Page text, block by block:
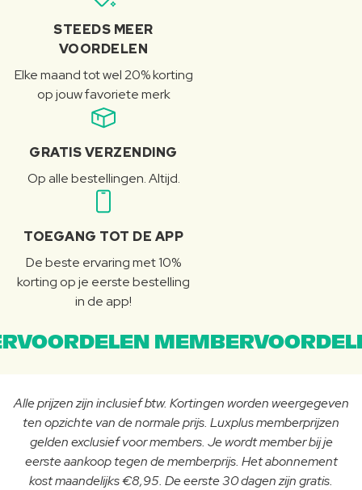
STEEDS MEER
VOORDELEN
Elke maand tot wel 20% korting
op jouw favoriete merk
GRATIS VERZENDING
Op alle bestellingen. Altijd.
TOEGANG TOT DE APP
De beste ervaring met 10%
korting op je eerste bestelling
in de app!
Alle prijzen zijn inclusief btw. Kortingen worden weergegeven
ten opzichte van de normale prijs. Luxplus memberprijzen
gelden exclusief voor members. Je wordt member bij je
eerste aankoop tegen de memberprijs. Het abonnement
kost maandelijks €8,95. De eerste 30 dagen zijn gratis.